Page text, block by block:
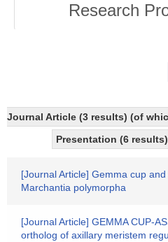
Research
Journal Article (3 results) (of
Presentation (6
[Journal Article] Gemma cup
Marchantia polymorpha
[Journal Article] GEMMA CUP-
ortholog of axillary meristem